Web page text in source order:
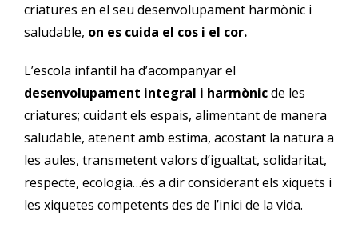
criatures en el seu desenvolupament harmònic i
saludable, on es cuida el cos i el cor.
L’escola infantil ha d’acompanyar el
desenvolupament integral i harmònicde les
criatures; cuidant els espais, alimentant de manera
saludable, atenent amb estima, acostant la natura a
les aules, transmetent valors d’igualtat, solidaritat,
respecte, ecologia…és a dir considerant els xiquets i
les xiquetes competents des de l’inici de la vida.